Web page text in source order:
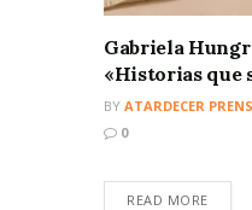
Gabriela
«Historias que
BY ATARDECER
0
READ MORE